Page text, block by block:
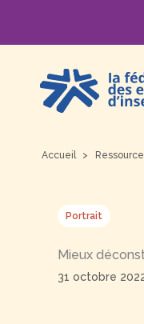
contenu
Accueil
Portrait
Mieux
31 octobre